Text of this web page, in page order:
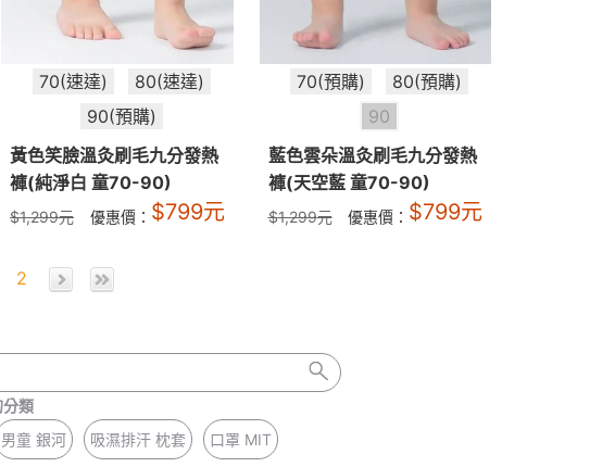
70(速達)
80(速達)
90(預購)
黃色笑臉溫灸刷毛九分發熱
褲(純淨白 童70-90)
$1,299元 優惠價： $799元
70(預購)
80(預購)
90
藍色雲朵溫灸刷毛九分發熱
褲(天空藍 童70-90)
$1,299元 優惠價： $799元
2
類
男童 銀河 吸濕排汗 枕套 口罩 MIT